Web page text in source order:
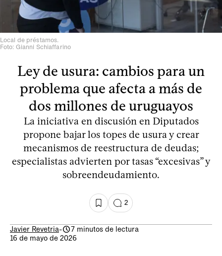
Local de préstamos.
Foto: Gianni Schiaffarino
Ley de usura: cambios para un
problema que afecta a más de
dos millones de uruguayos
La iniciativa en discusión en Diputados
propone bajar los topes de usura y crear
mecanismos de reestructura de deudas;
especialistas advierten por tasas “excesivas” y
sobreendeudamiento.
2
Javier Revetria-
7 minutos de lectura
16 de mayo de 2026